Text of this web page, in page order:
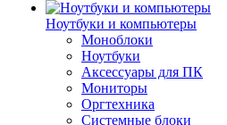
Ноутбуки и компьютеры
Моноблоки
Ноутбуки
Аксессуары для ПК
Мониторы
Оргтехника
Системные блоки